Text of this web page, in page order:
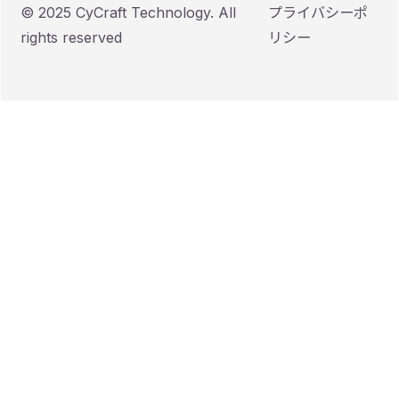
© 2025 CyCraft Technology. All
rights reserved
プライバシーポ
リシー